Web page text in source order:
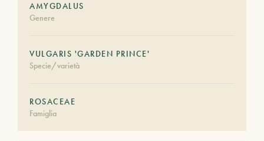
AMYGDALUS
Genere
VULGARIS 'GARDEN PRINCE'
Specie/varietà
ROSACEAE
Famiglia